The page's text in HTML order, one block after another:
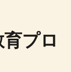
プロ